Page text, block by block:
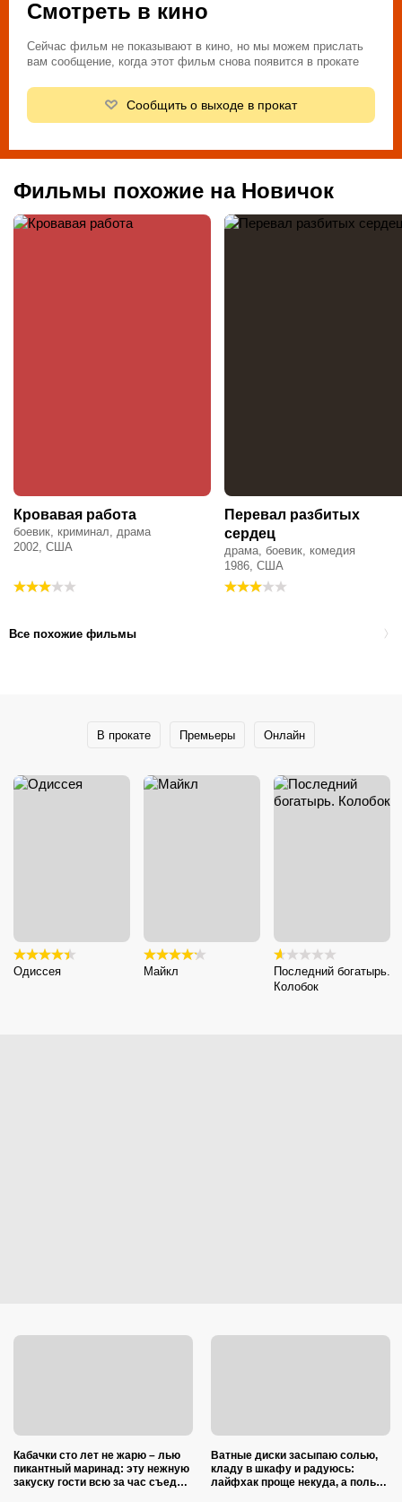
Смотреть в кино
Сейчас фильм не показывают в кино, но мы можем прислать
вам сообщение, когда этот фильм снова появится в прокате
Сообщить о выходе в прокат
Фильмы похожие на Новичок
Кровавая работа
боевик, криминал, драма
2002, США
Перевал разбитых
сердец
драма, боевик, комедия
1986, США
Все похожие фильмы
В прокате Премьеры Онлайн
Одиссея Майкл
Последний богатырь.
Колобок
Кабачки сто лет не жарю – лью
пикантный маринад: эту нежную
закуску гости всю за час съедят
Ватные диски засыпаю солью,
кладу в шкафу и радуюсь:
лайфхак проще некуда, а пользы